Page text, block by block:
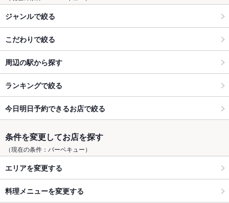
ジャンルで絞る
こだわりで絞る
周辺の駅から探す
ランキングで絞る
今日明日予約できるお店で絞る
条件を変更してお店を探す
（現在の条件：バーベキュー）
エリアを変更する
料理メニューを変更する